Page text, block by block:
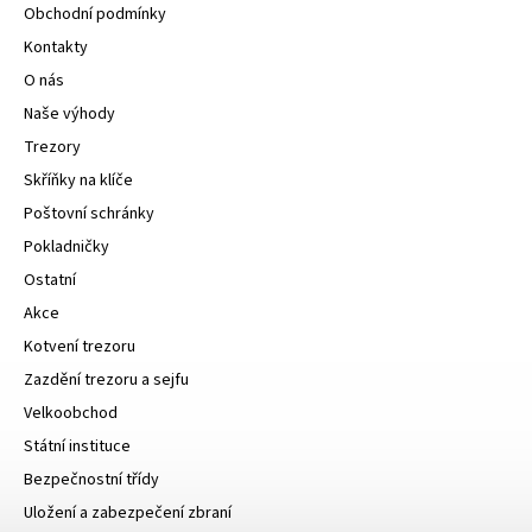
Obchodní podmínky
Kontakty
O nás
Naše výhody
Trezory
Skříňky na klíče
Poštovní schránky
Pokladničky
Ostatní
Akce
Kotvení trezoru
Zazdění trezoru a sejfu
Velkoobchod
Státní instituce
Bezpečnostní třídy
Uložení a zabezpečení zbraní